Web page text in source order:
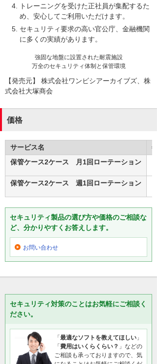
トレーニングを受けた正社員が集配するた
め、安心してご利用いただけます。
セキュリティ要求の高い官公庁、金融機関
に多くの実績があります。
強固な地盤に設置された耐震施設
万全のセキュリティ体制と保管環境
【発売元】 株式会社ワンビシアーカイブズ、株
式会社大塚商会
価格
サービス名
保管ケース2ケース 月1回ローテーション
保管ケース2ケース 週1回ローテーション
セキュリティ製品の選び方や価格のご相談な
ど、分かりやすくお答えします。
お問い合わせ
セキュリティ対策のことはお気軽にご相談く
ださい。
「最適なソフトを教えてほしい 」
「費用はいくらくらい？ 」などの
ご相談も承っておりますので、気